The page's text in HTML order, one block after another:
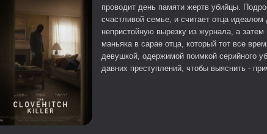
проводит день памяти жертв убийцы.
счастливой семье, и считает отца
непристойную вырезку из журнала, а
маньяка в сарае отца, который тот все
девушкой, одержимой поимкой серийного
давних преступлений, чтобы выяснить -